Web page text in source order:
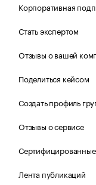
Корпоративная
Стать экспертом
Отзывы о вашей
Поделиться кейсом
Создать профиль
Отзывы о сервисе
Лента публикаций